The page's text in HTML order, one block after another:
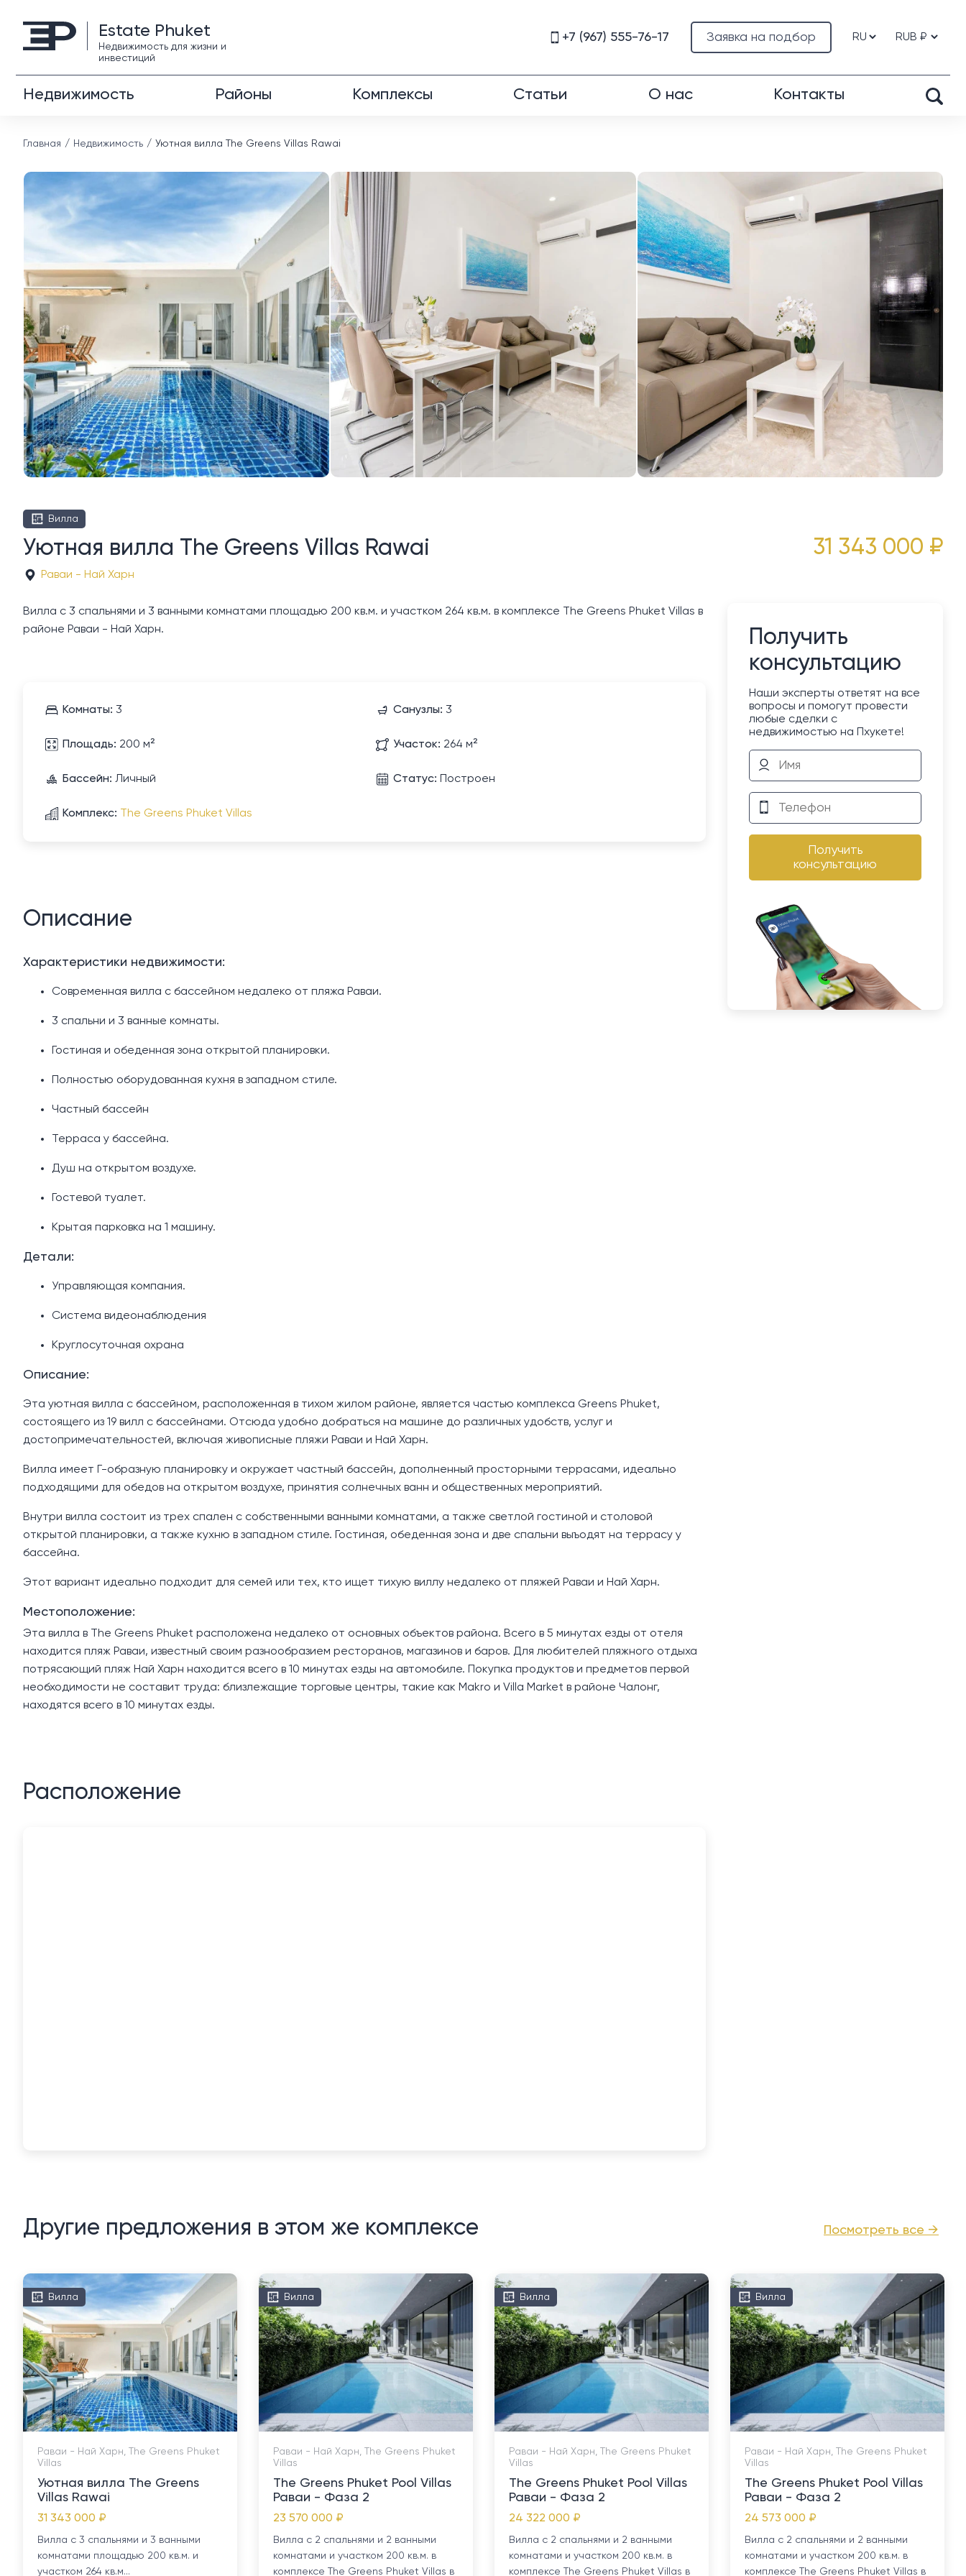
Estate Phuket
Недвижимость для жизни и
инвестиций
Заявка на подбор
+7 (967) 555-76-17
Недвижимость Районы Комплексы Статьи О нас Контакты
Главная Недвижимость Уютная вилла The Greens Villas Rawai
Вилла
Уютная вилла The Greens Villas Rawai
Раваи - Най Харн
31 343 000 ₽
Вилла с 3 спальнями и 3 ванными комнатами площадью 200 кв.м. и участком 264 кв.м. в комплексе The Greens Phuket Villas в
районе Раваи - Най Харн.
Комнаты: 3 Санузлы: 3
Площадь: 200 м² Участок: 264 м²
Бассейн: Личный Статус: Построен
Комплекс: The Greens Phuket Villas
Описание
Характеристики недвижимости:
Современная вилла с бассейном недалеко от пляжа Раваи.
3 спальни и 3 ванные комнаты.
Гостиная и обеденная зона открытой планировки.
Полностью оборудованная кухня в западном стиле.
Частный бассейн
Терраса у бассейна.
Душ на открытом воздухе.
Гостевой туалет.
Крытая парковка на 1 машину.
Детали:
Управляющая компания.
Система видеонаблюдения
Круглосуточная охрана
Описание:
Эта уютная вилла с бассейном, расположенная в тихом жилом районе, является частью комплекса Greens Phuket,
состоящего из 19 вилл с бассейнами. Отсюда удобно добраться на машине до различных удобств, услуг и
достопримечательностей, включая живописные пляжи Раваи и Най Харн.
Вилла имеет Г-образную планировку и окружает частный бассейн, дополненный просторными террасами, идеально
подходящими для обедов на открытом воздухе, принятия солнечных ванн и общественных мероприятий.
Внутри вилла состоит из трех спален с собственными ванными комнатами, а также светлой гостиной и столовой
открытой планировки, а также кухню в западном стиле. Гостиная, обеденная зона и две спальни выъодят на террасу у
бассейна.
Этот вариант идеально подходит для семей или тех, кто ищет тихую виллу недалеко от пляжей Раваи и Най Харн.
Местоположение:
Эта вилла в The Greens Phuket расположена недалеко от основных объектов района. Всего в 5 минутах езды от отеля
находится пляж Раваи, известный своим разнообразием ресторанов, магазинов и баров. Для любителей пляжного отдыха
потрясающий пляж Най Харн находится всего в 10 минутах езды на автомобиле. Покупка продуктов и предметов первой
необходимости не составит труда: близлежащие торговые центры, такие как Makro и Villa Market в районе Чалонг,
находятся всего в 10 минутах езды.
Расположение
Получить
консультацию
Наши эксперты ответят на все
вопросы и помогут провести
любые сделки с
недвижимостью на Пхукете!
Получить
консультацию
Посмотреть все →
Другие предложения в этом же комплексе
Вилла
Раваи - Най Харн, The Greens Phuket
Villas
Уютная вилла The Greens
Villas Rawai
31 343 000 ₽
Вилла с 3 спальнями и 3 ванными
комнатами площадью 200 кв.м. и
участком 264 кв.м...
Вилла
Раваи - Най Харн, The Greens Phuket
Villas
The Greens Phuket Pool Villas
Раваи - Фаза 2
23 570 000 ₽
Вилла с 2 спальнями и 2 ванными
комнатами и участком 200 кв.м. в
комплексе The Greens Phuket Villas в
Вилла
Раваи - Най Харн, The Greens Phuket
Villas
The Greens Phuket Pool Villas
Раваи - Фаза 2
24 322 000 ₽
Вилла с 2 спальнями и 2 ванными
комнатами и участком 200 кв.м. в
комплексе The Greens Phuket Villas в
Вилла
Раваи - Най Харн, The Greens Phuket
Villas
The Greens Phuket Pool Villas
Раваи - Фаза 2
24 573 000 ₽
Вилла с 2 спальнями и 2 ванными
комнатами и участком 200 кв.м. в
комплексе The Greens Phuket Villas в